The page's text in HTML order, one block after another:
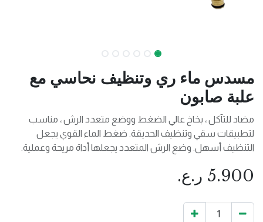
مسدس ماء ري وتنظيف نحاسي مع
علبة صابون
مضاد للتآكل ، بخاخ عالي الضغط ووضع متعدد الرش ، مناسب
لتطبيقات سقي وتنظيف الحديقة. ضغط الماء القوي يجعل
التنظيف أسهل. وضع الرش المتعدد يجعلها أداة مريحة وعملية.
5.900 ر.ع.